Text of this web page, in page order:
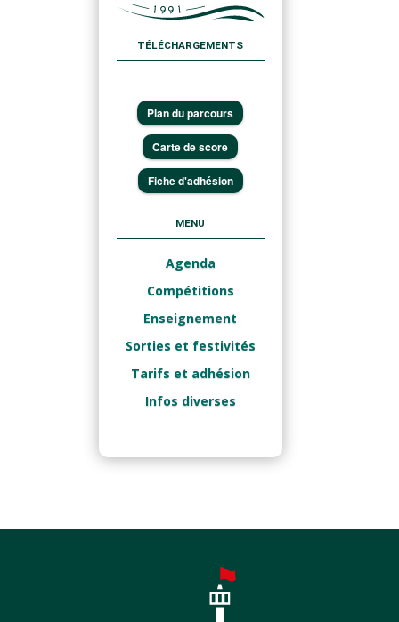
TÉLÉCHARGEMENTS
Plan du parcours
Carte de score
Fiche d'adhésion
MENU
Agenda
Compétitions
Enseignement
Sorties et festivités
Tarifs et adhésion
Infos diverses